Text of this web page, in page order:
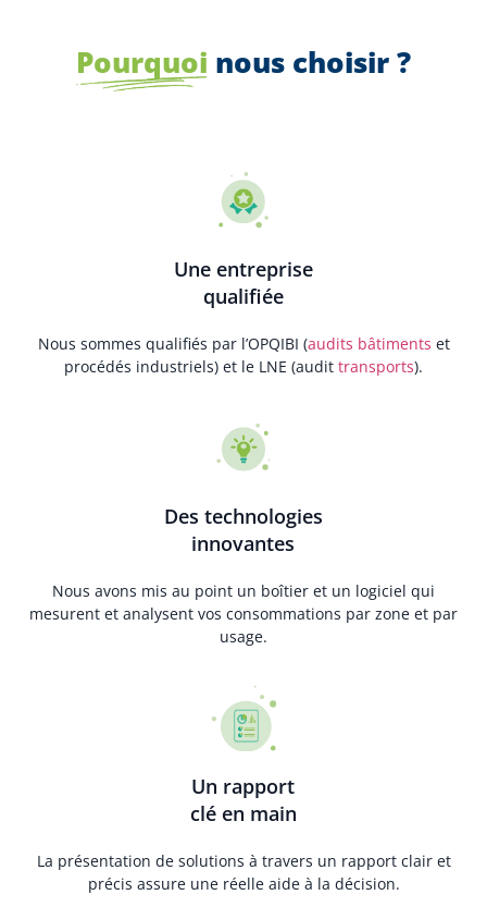
Pourquoi nous choisir ?
Une entreprise
qualifiée
Nous sommes qualifiés par l’OPQIBI (audits bâtiments et
procédés industriels) et le LNE (audit transports).
Des technologies
innovantes
Nous avons mis au point un boîtier et un logiciel qui
mesurent et analysent vos consommations par zone et par
usage.
Un rapport
clé en main
La présentation de solutions à travers un rapport clair et
précis assure une réelle aide à la décision.